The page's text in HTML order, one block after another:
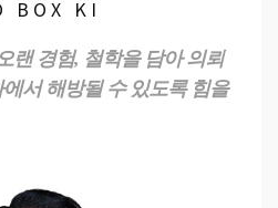
BOX KI
랜 경험, 철학을 담아 의뢰
서 해방될 수 있도록 힘을